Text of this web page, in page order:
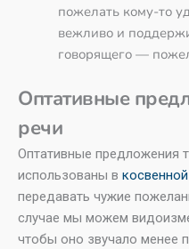
пожелать кому-то
вежливо и
говорящего —
Оптативные
речи
Оптативные предложения
использованы в
передавать чужие
случае мы можем
чтобы оно звучало менее